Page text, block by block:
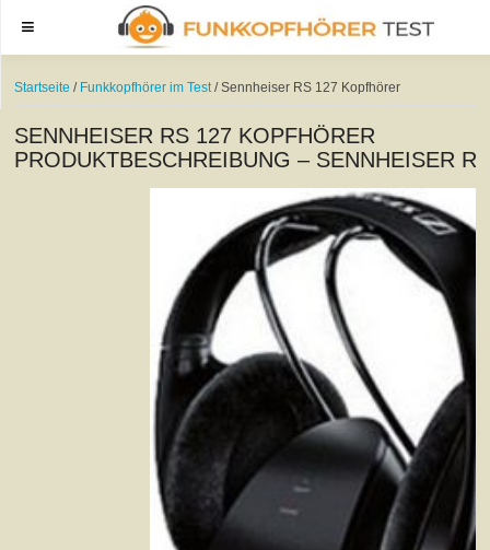
Startseite / Funkkopfhörer im Test/ Sennheiser RS 127 Kopfhörer
SENNHEISER RS 127 KOPFHÖRER
PRODUKTBESCHREIBUNG – SENNHEISER